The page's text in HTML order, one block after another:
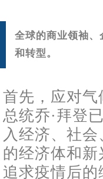
全球的商业领袖
和转型。
首先，应对
总统乔·拜登
入经济、社
的经济体和
追求疫情后的